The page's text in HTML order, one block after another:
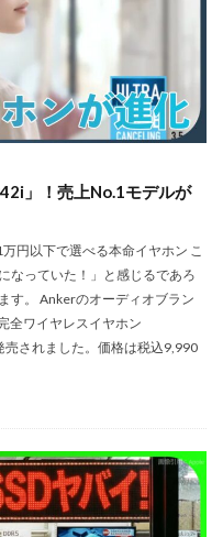
」！売上No.1モデルが
円以下で選べる本命イヤホン こ
なっていた！」と感じるであろ
す。 Ankerのオーディオブラン
全ワイヤレスイヤホン
売されました。価格は税込9,990
ント 2025
appleglass
AppleTV
AppleWatchUltra3
Apple初売り2026
Canon
Canon C50
MarkⅡ
Carkeys
DJI
DJI 2025
DJI Mini 5 Pro
DMA
EOS C50
EOS R3 MarkⅡ 予想